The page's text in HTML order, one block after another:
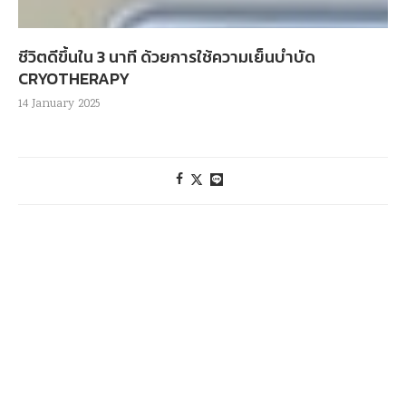
ชีวิตดีขึ้นใน 3 นาที ด้วยการใช้ความเย็นบำบัด
CRYOTHERAPY
14 January 2025